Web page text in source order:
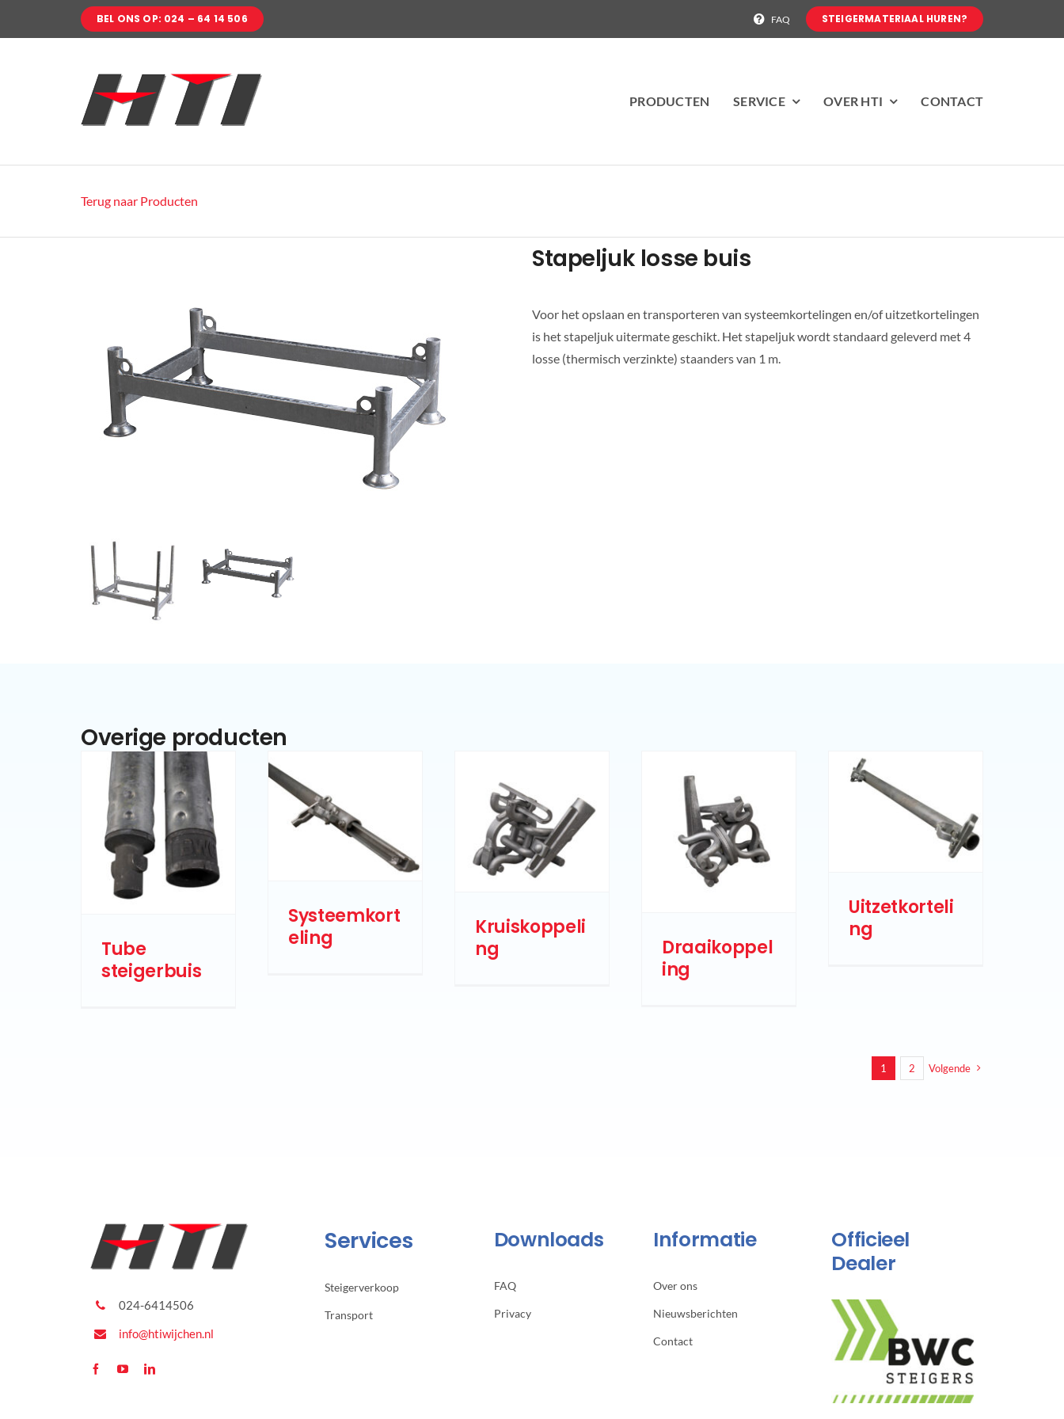
BEL ONS OP: 024 – 64 14 506 FAQ STEIGERMATERIAAL HUREN?
PRODUCTEN SERVICE OVER HTI CONTACT
Terug naar Producten
Stapeljuk losse buis
Voor het opslaan en transporteren van systeemkortelingen en/of uitzetkortelingen
is het stapeljuk uitermate geschikt. Het stapeljuk wordt standaard geleverd met 4
losse (thermisch verzinkte) staanders van 1 m.
Overige producten
Tube
steigerbuis
Systeemkort
eling
Kruiskoppeli
ng
Draaikoppel
ing
Uitzetkorteli
ng
1 2 Volgende
024-6414506
info@htiwijchen.nl
Services
Steigerverkoop
Transport
Downloads
FAQ
Privacy
Informatie
Over ons
Nieuwsberichten
Contact
Officieel
Dealer